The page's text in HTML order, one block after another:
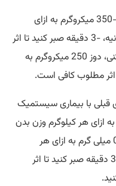
بالای 55سال با تجویز داروی قبلی: 150-350 میکروگرم به ازای
هرکیلوگرم وزن بدن وریدی در 20-30 ثانیه، -3 دقیقه صبر کنید تا اثر
مسکنی را بعد از هر تنظیم دوز ارزیابی کنی، دوز 250 میکروگرم به
اثر مطلوب کافی است.
داروی قبلی با بیماری سیستمیک
250 میکروگرم به ازای هر کیلوگرم وزن بدن
در 20-30 ثانیه معمولا کافی است.0.15 میلی گرم به ازای هر
کیلوگرم در بعضی بیماران کافی است. -3 دقیقه صبر کنید تا اثر